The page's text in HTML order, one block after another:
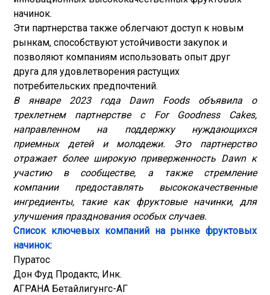
начинок.
Эти партнерства также облегчают доступ к новым
рынкам, способствуют устойчивости закупок и
позволяют компаниям использовать опыт друг
друга для удовлетворения растущих
потребительских предпочтений.
В январе 2023 года Dawn Foods объявила о
трехлетнем партнерстве с For Goodness Cakes,
направленном на поддержку нуждающихся
приемных детей и молодежи. Это партнерство
отражает более широкую приверженность Dawn к
участию в сообществе, а также стремление
компании предоставлять высококачественные
ингредиенты, такие как фруктовые начинки, для
улучшения празднования особых случаев.
Список ключевых компаний на рынке фруктовых
начинок:
Пуратос
Дон Фуд Продактс, Инк.
АГРАНА Бетайлигунгс-АГ